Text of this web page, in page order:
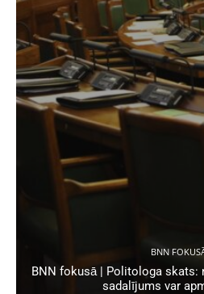
BNN
BNN fokusā | Politologa skats:
sadalījums var